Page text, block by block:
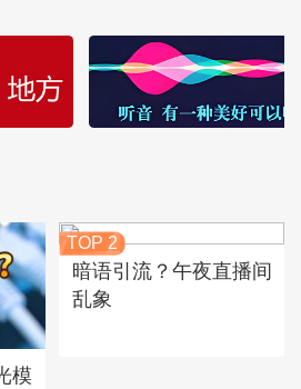
模
TOP 2
暗语引流？午夜直播间
乱象